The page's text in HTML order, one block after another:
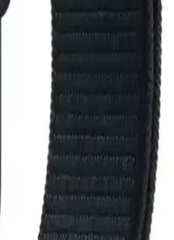
1’den 9’a ve Ultra
ve pratik kullanım sunar. Farklı
ve spor tarzınıza uygun bir
Delikli Silikon Kayış
7, 6, 5, 4, 3, 2 ve SE
hafifliği, şıklığı ve pratik
dayanıklılık konularında
Kordonlar
Modellerinin